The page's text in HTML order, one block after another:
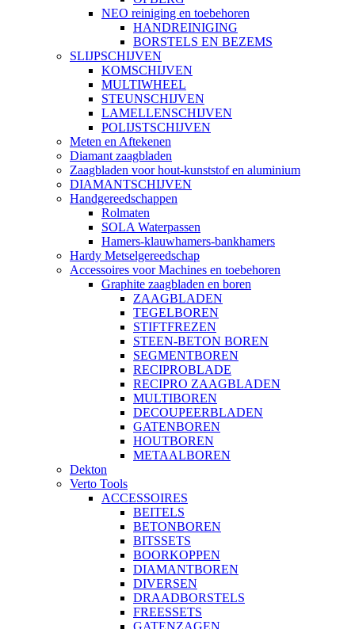
NEO reiniging en toebehoren
HANDREINIGING
BORSTELS EN BEZEMS
SLIJPSCHIJVEN
KOMSCHIJVEN
MULTIWHEEL
STEUNSCHIJVEN
LAMELLENSCHIJVEN
POLIJSTSCHIJVEN
Meten en Aftekenen
Diamant zaagbladen
Zaagbladen voor hout-kunststof en aluminium
DIAMANTSCHIJVEN
Handgereedschappen
Rolmaten
SOLA Waterpassen
Hamers-klauwhamers-bankhamers
Hardy Metselgereedschap
Accessoires voor Machines en toebehoren
Graphite zaagbladen en boren
ZAAGBLADEN
TEGELBOREN
STIFTFREZEN
STEEN-BETON BOREN
SEGMENTBOREN
RECIPROBLADE
RECIPRO ZAAGBLADEN
MULTIBOREN
DECOUPEERBLADEN
GATENBOREN
HOUTBOREN
METAALBOREN
Dekton
Verto Tools
ACCESSOIRES
BEITELS
BETONBOREN
BITSSETS
BOORKOPPEN
DIAMANTBOREN
DIVERSEN
DRAADBORSTELS
FREESSETS
GATENZAGEN